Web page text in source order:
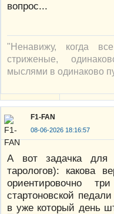
вопрос...
"Ненавижу, когда
стриженые,
мыслями в одинаково
F1-FAN
08-06-2026 18:16:57
А вот задачка для
тарологов): какова
ориентировочно
стартоновской
в уже который день